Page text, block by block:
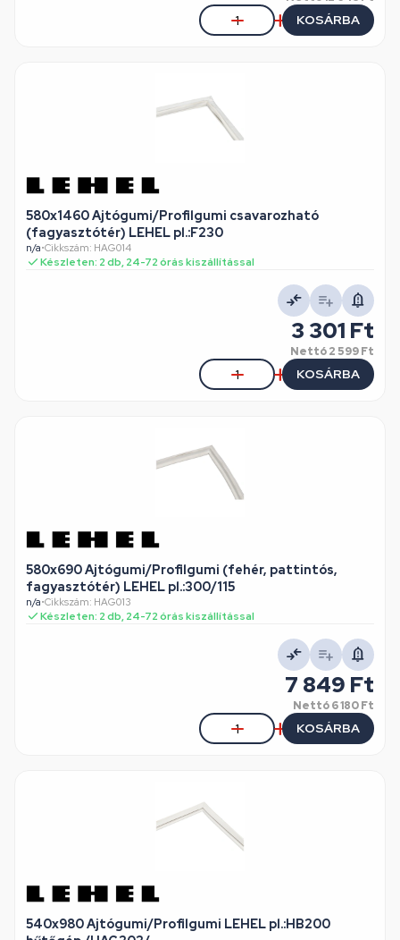
KOSÁRBA
580x1460 Ajtógumi/Profilgumi csavarozható
(fagyasztótér) LEHEL pl.:F230
n/a•Cikkszám: HAG014
Készleten: 2 db, 24-72 órás kiszállítással
3 301 Ft
Nettó2 599 Ft
KOSÁRBA
580x690 Ajtógumi/Profilgumi (fehér, pattintós,
fagyasztótér) LEHEL pl.:300/115
n/a•Cikkszám: HAG013
Készleten: 2 db, 24-72 órás kiszállítással
7 849 Ft
Nettó6 180 Ft
KOSÁRBA
540x980 Ajtógumi/Profilgumi LEHEL pl.:HB200